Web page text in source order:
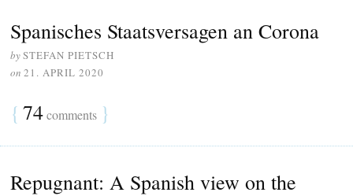
Spanisches Staatsversagen an Corona
bySTEFAN PIETSCH
on 21. APRIL 2020
{ 74comments }
Repugnant: A Spanish view on the